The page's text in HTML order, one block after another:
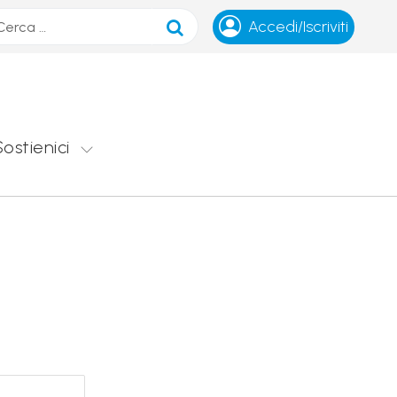
Accedi/Iscriviti